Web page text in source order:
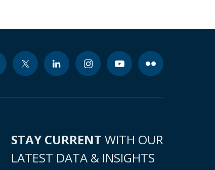
STAY CURRENT WITH OUR
LATEST DATA & INSIGHTS